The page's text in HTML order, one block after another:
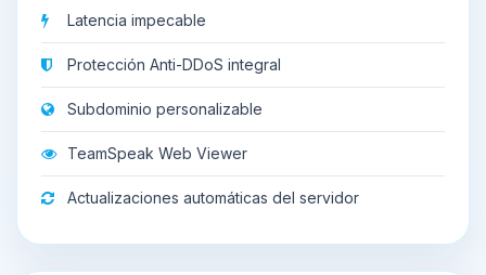
Latencia impecable
Protección Anti-DDoS integral
Subdominio personalizable
TeamSpeak Web Viewer
Actualizaciones automáticas del servidor